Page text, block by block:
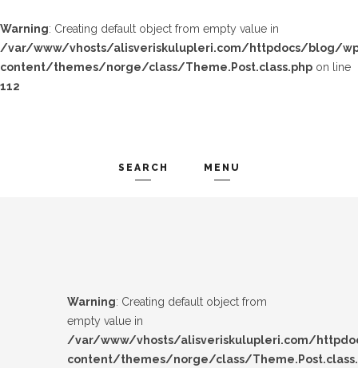
Warning: Creating default object from empty value in
/var/www/vhosts/alisveriskulupleri.com/httpdocs/blog/
content/themes/norge/class/Theme.Post.class.php on line
112
SEARCH MENU
Warning: Creating default object from
empty value in
/var/www/vhosts/alisveriskulupleri.com/
content/themes/norge/class/